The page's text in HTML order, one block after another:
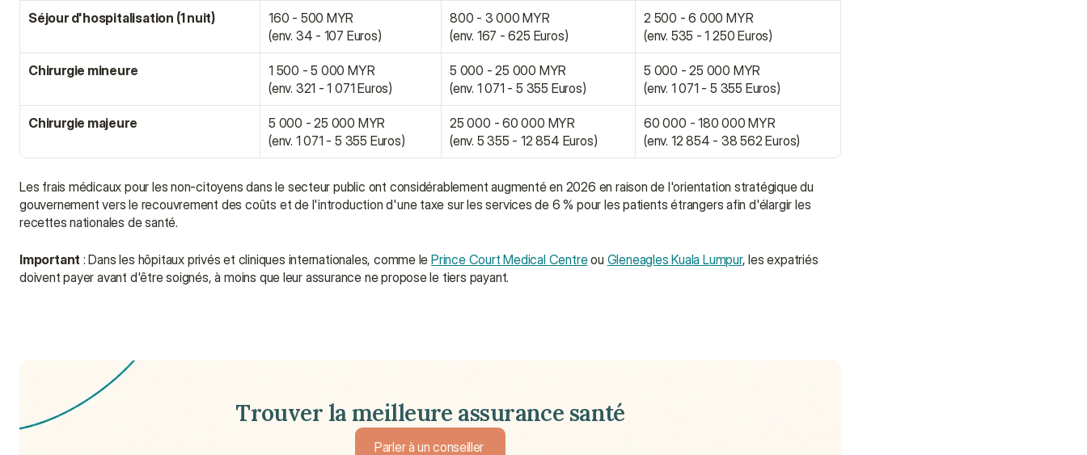
Séjour d'hospitalisation (1 nuit)
160 - 500 MYR
(env. 34 - 107 Euros)
800 - 3 000 MYR
(env. 167 - 625 Euros)
2 500 - 6 000 MYR
(env. 535 - 1 250 Euros)
Chirurgie mineure
1 500 - 5 000 MYR
(env. 321 - 1 071 Euros)
5 000 - 25 000 MYR
(env. 1 071 - 5 355 Euros)
5 000 - 25 000 MYR
(env. 1 071 - 5 355 Euros)
Chirurgie majeure
5 000 - 25 000 MYR
(env. 1 071 - 5 355 Euros)
25 000 - 60 000 MYR
(env. 5 355 - 12 854 Euros)
60 000 - 180 000 MYR
(env. 12 854 - 38 562 Euros)
Les frais médicaux pour les non-citoyens dans le secteur public ont considérablement augmenté en 2026 en raison de l'orientation stratégique du
gouvernement vers le recouvrement des coûts et de l'introduction d'une taxe sur les services de 6 % pour les patients étrangers afin d'élargir les
recettes nationales de santé.
Important : Dans les hôpitaux privés et cliniques internationales, comme le Prince Court Medical Centre ou Gleneagles Kuala Lumpur, les expatriés
doivent payer avant d'être soignés, à moins que leur assurance ne propose le tiers payant.
Trouver la meilleure assurance santé
Parler à un conseiller